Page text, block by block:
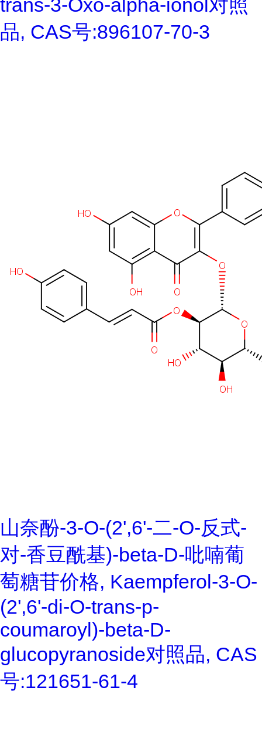
trans-3-Oxo-alpha-ionol对照
品, CAS号:896107-70-3
山奈酚-3-O-(2',6'-二-O-反式-
对-香豆酰基)-beta-D-吡喃葡
萄糖苷价格, Kaempferol-3-O-
(2',6'-di-O-trans-p-
coumaroyl)-beta-D-
glucopyranoside对照品, CAS
号:121651-61-4